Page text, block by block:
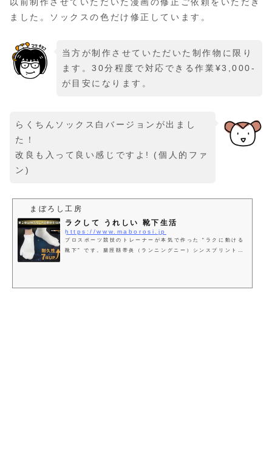
ました。ソックスの色だけ修正しています。
当方が制作させていただいた制作物に限り
ます。30分程度で対応できる作業¥3,000-
が目安になります。
らくちんソックス白バージョンが出まし
た！
改良も入って良い感じですよ! (個人的ファ
ン)
まぼろし工房
ラクして うれしい 靴下生活
https://www.maborosi.jp
プロスポーツ競技のトレーナーが本気で作った “ラクに動ける
靴下” です。腸脛靱帯炎（ランニングニー）シンスプリントな